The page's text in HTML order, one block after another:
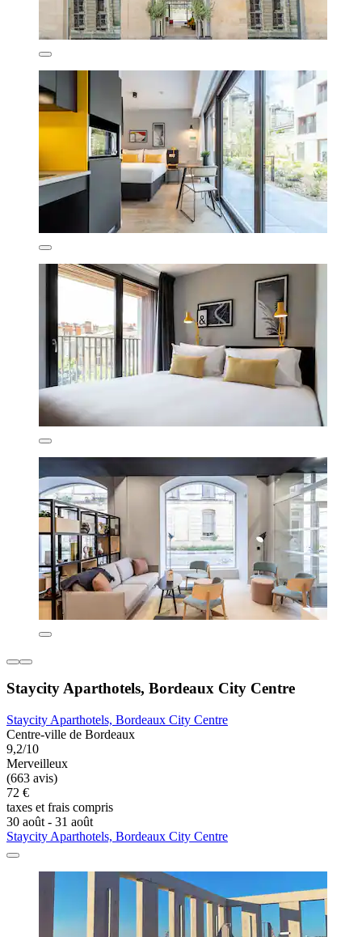
Staycity Aparthotels, Bordeaux City Centre
Staycity Aparthotels, Bordeaux City Centre
Centre-ville de Bordeaux
9,2/10
Merveilleux
(663 avis)
72 €
taxes et frais compris
30 août - 31 août
Staycity Aparthotels, Bordeaux City Centre